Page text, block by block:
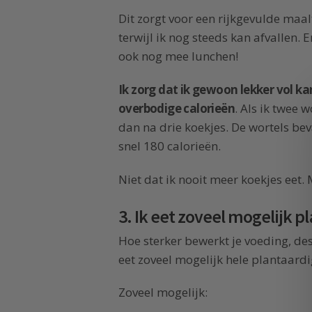
Dit zorgt voor een rijkgevulde
terwijl ik nog steeds kan afvallen.
ook nog mee lunchen!
Ik zorg dat ik gewoon lekker vol
overbodige calorieën. Als ik twee
dan na drie koekjes. De wortels
snel 180 calorieën.
Niet dat ik nooit meer koekjes eet.
3. Ik eet zoveel mogelijk
Hoe sterker bewerkt je voeding,
eet zoveel mogelijk hele
Zoveel mogelijk: